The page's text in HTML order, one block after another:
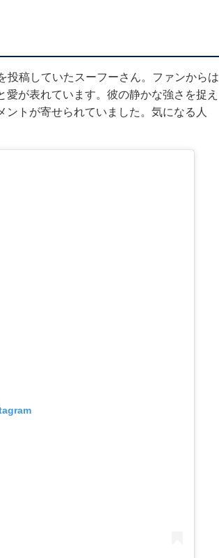
投稿していたスーフーさん。ファンからは
愛が表れています。彼の静かな強さを捉え
トが寄せられていました。気になる人